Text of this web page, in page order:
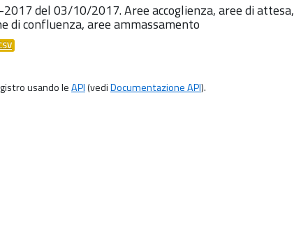
del 03/10/2017. Aree accoglienza, aree di attesa,
di confluenza, aree ammassamento
usando leAPI(vediDocumentazione API).